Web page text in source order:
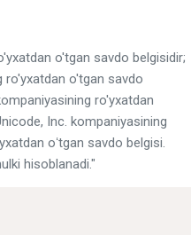
o'tgan savdo belgisidir;
ro'yxatdan o'tgan savdo
ro'yxatdan
Inc. kompaniyasining
oʻtgan savdo belgisi.
hisoblanadi."